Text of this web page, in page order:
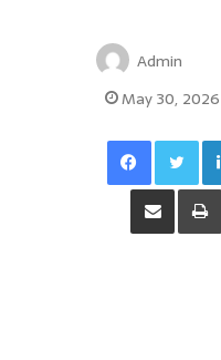
Admin
May 30, 2026
Facebook Twitter
Share via Email